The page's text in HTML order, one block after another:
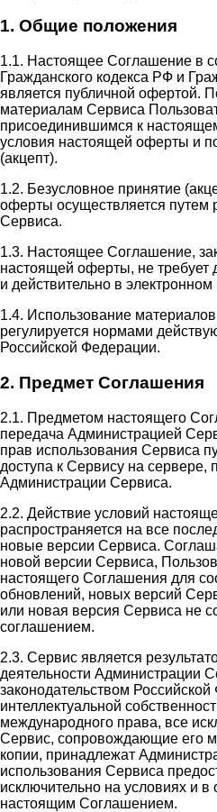
1. Общие положения
1.1. Настоящее Соглашение в
Гражданского кодекса РФ и
является публичной офертой.
материалам Сервиса
присоединившимся к
условия настоящей оферты и
(акцепт).
1.2. Безусловное принятие
оферты осуществляется путем
Сервиса.
1.3. Настоящее Соглашение,
настоящей оферты, не требует
и действительно в электронном
1.4. Использование
регулируется нормами
Российской Федерации.
2. Предмет Соглашения
2.1. Предметом настоящего
передача Администрацией
прав использования Сервиса
доступа к Сервису на
Администрации Сервиса.
2.2. Действие условий
распространяется на все
новые версии Сервиса.
новой версии Сервиса,
настоящего Соглашения для
обновлений, новых версий
или новая версия Сервиса не
соглашением.
2.3. Сервис является
деятельности Администрации
законодательством
интеллектуальной
международного права, все
Сервис, сопровождающие его
копии, принадлежат
использования Сервиса
исключительно на условиях и
настоящим Соглашением.